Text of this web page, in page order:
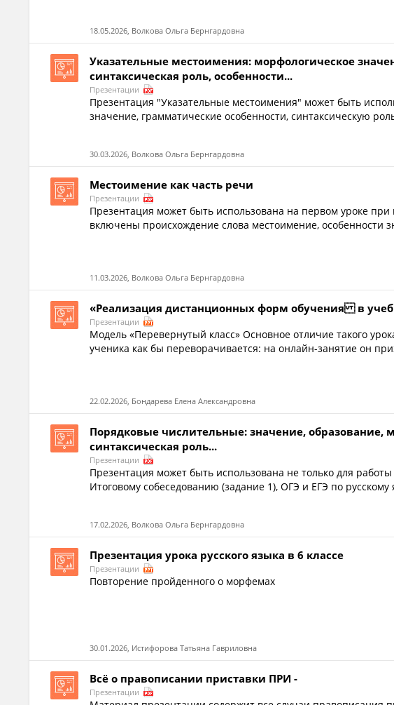
18.05.2026, Волкова Ольга Бернгардовна
Указательные местоимения: морфологическое
синтаксическая роль, особенности...
Презентации
Презентация "Указательные местоимения" может быть
значение, грамматические особенности, синтаксическую
30.03.2026, Волкова Ольга Бернгардовна
Местоимение как часть речи
Презентации
Презентация может быть использована на первом уроке
включены происхождение слова местоимение, особенности
11.03.2026, Волкова Ольга Бернгардовна
«Реализация дистанционных форм обучения в
Презентации
Модель «Перевернутый класс» Основное отличие такого
ученика как бы переворачивается: на онлайн-занятие он
22.02.2026, Бондарева Елена Александровна
Порядковые числительные: значение,
синтаксическая роль...
Презентации
Презентация может быть использована не только для
Итоговому собеседованию (задание 1), ОГЭ и ЕГЭ по русскому
17.02.2026, Волкова Ольга Бернгардовна
Презентация урока русского языка в 6 классе
Презентации
Повторение пройденного о морфемах
30.01.2026, Истифорова Татьяна Гавриловна
Всё о правописании приставки ПРИ -
Презентации